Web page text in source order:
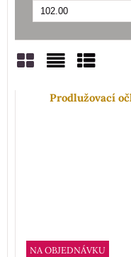
MřížkaSeznam
Prodlužovací
NA OBJEDNÁVKU